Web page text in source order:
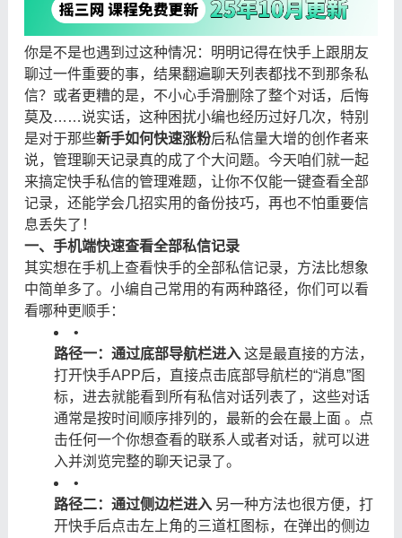
你是不是也遇到过这种情况：明明记得在快手上跟朋友
聊过一件重要的事，结果翻遍聊天列表都找不到那条私
信？或者更糟的是，不小心手滑删除了整个对话，后悔
莫及……说实话，这种困扰小编也经历过好几次，特别
是对于那些新手如何快速涨粉后私信量大增的创作者来
说，管理聊天记录真的成了个大问题。今天咱们就一起
来搞定快手私信的管理难题，让你不仅能一键查看全部
记录，还能学会几招实用的备份技巧，再也不怕重要信
息丢失了！
一、手机端快速查看全部私信记录
其实想在手机上查看快手的全部私信记录，方法比想象
中简单多了。小编自己常用的有两种路径，你们可以看
看哪种更顺手：
•
路径一：通过底部导航栏进入​ 这是最直接的方法，
打开快手APP后，直接点击底部导航栏的“消息”图
标，进去就能看到所有私信对话列表了，这些对话
通常是按时间顺序排列的，最新的会在最上面 。点
击任何一个你想查看的联系人或者对话，就可以进
入并浏览完整的聊天记录了。
•
路径二：通过侧边栏进入​ 另一种方法也很方便，打
开快手后点击左上角的三道杠图标，在弹出的侧边